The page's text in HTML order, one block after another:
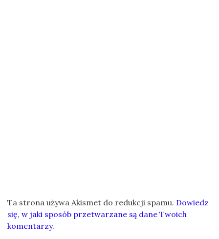
Ta strona używa Akismet do redukcji spamu. Dowiedz
się, w jaki sposób przetwarzane są dane Twoich
komentarzy.